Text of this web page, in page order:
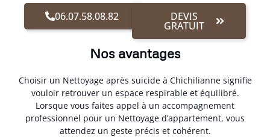
06.07.58.08.82 DEVIS
GRATUIT
Nos avantages
Choisir un Nettoyage après suicide à Chichilianne signifie
vouloir retrouver un espace respirable et équilibré.
Lorsque vous faites appel à un accompagnement
professionnel pour un Nettoyage d’appartement, vous
attendez un geste précis et cohérent.